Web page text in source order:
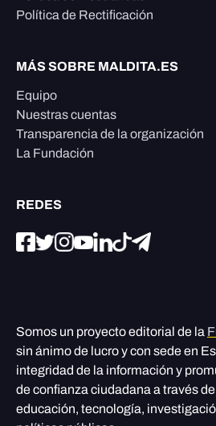
Política de Rectificación
MÁS SOBRE MALDITA.ES
Equipo
Nuestras cuentas
Transparencia de la organización
La Fundación
REDES
Somos un proyecto editorial de la
sin ánimo de lucro y con sede en
integridad de la información y
de confianza ciudadana a través
educación, tecnología,